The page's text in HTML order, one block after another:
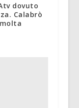
dovuto
Calabrò